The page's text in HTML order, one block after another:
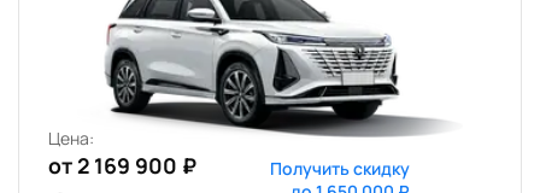
Цена:
от 2 169 900 ₽
Получить скидку